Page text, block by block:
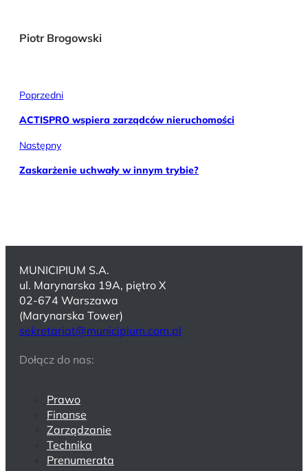
Piotr Brogowski
Poprzedni
ACTISPRO wspiera zarządców nieruchomości
Następny
Zaskarżenie uchwały w innym trybie?
Prawo
Finanse
Zarządzanie
Technika
Prenumerata
MUNICIPIUM S.A.
ul. Marynarska 19A, piętro X
02-674 Warszawa
(Marynarska Tower)
sekretariat@municipium.com.pl
Dołącz do nas: